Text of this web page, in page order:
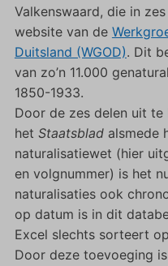
Valkenswaard, die in
website van de
Duitsland (WGOD). Dit
van zo’n 11.000
1850-1933.
Door de zes delen uit
het Staatsbladalsmede
naturalisatiewet (hier
en volgnummer) is het
naturalisaties ook
op datum is in dit
Excel slechts sorteert
Door deze toevoeging